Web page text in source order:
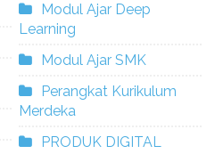
Modul Ajar Deep
Learning
Modul Ajar SMK
Perangkat Kurikulum
Merdeka
PRODUK DIGITAL